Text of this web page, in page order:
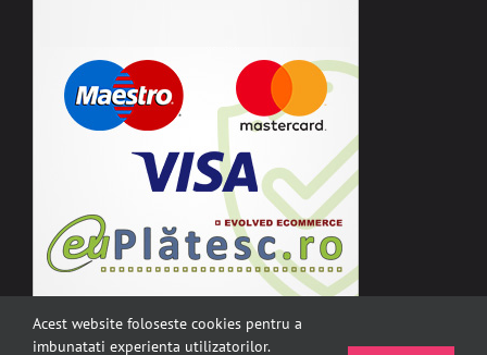
Acest website foloseste cookies pentru a
imbunatati experienta utilizatorilor.